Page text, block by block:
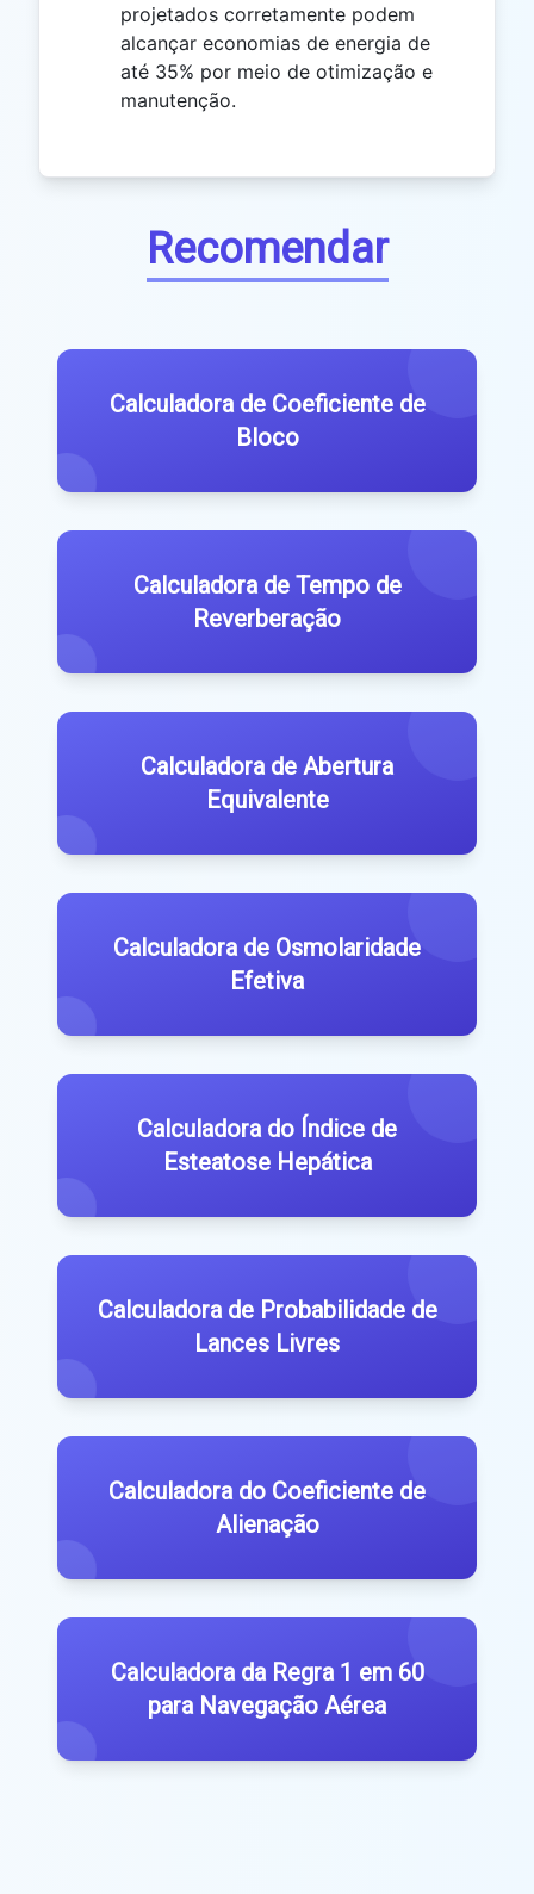
projetados corretamente podem
alcançar economias de energia de
até 35% por meio de otimização e
manutenção.
Recomendar
Calculadora de Coeficiente de
Bloco
Calculadora de Tempo de
Reverberação
Calculadora de Abertura
Equivalente
Calculadora de Osmolaridade
Efetiva
Calculadora do Índice de
Esteatose Hepática
Calculadora de Probabilidade de
Lances Livres
Calculadora do Coeficiente de
Alienação
Calculadora da Regra 1 em 60
para Navegação Aérea